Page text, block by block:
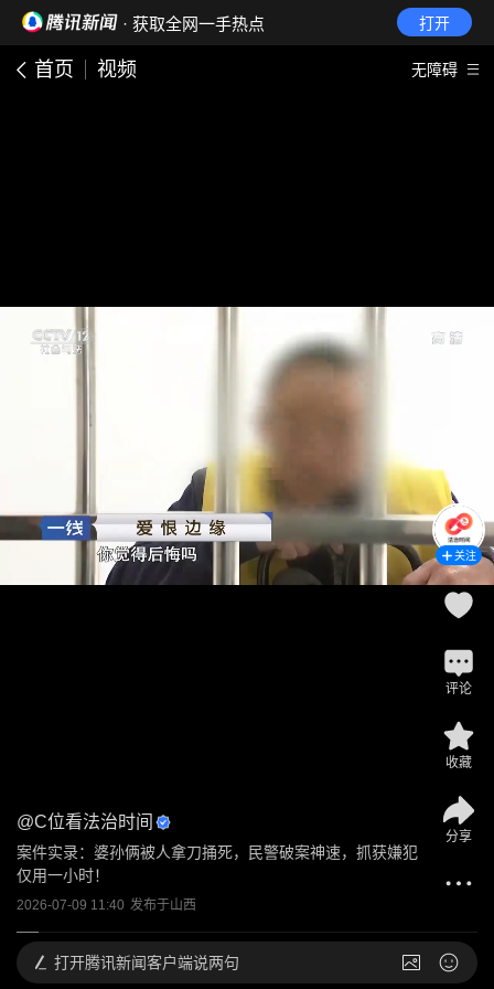
· 获取全网一手热点 打开
首页 视频 无障碍
@C位看法治时间
案件实录：婆孙俩被人拿刀捅死，民警破案神速，抓获嫌犯
仅用一小时！
2026-07-09 11:40 发布于山西
关注
评论
收藏
分享
打开腾讯新闻客户端说两句